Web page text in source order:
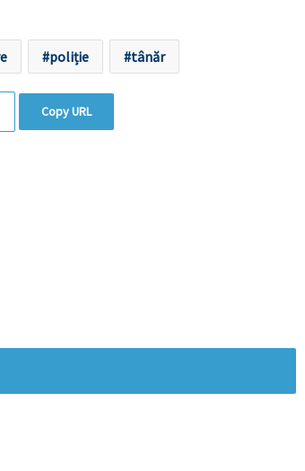
poliție tânăr
Copy URL